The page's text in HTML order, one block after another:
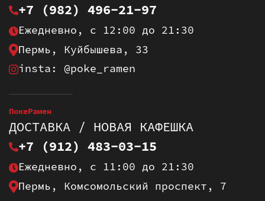
+7 (982) 496-21-97
Ежедневно, с 12:00 до 21:30
Пермь, Куйбышева, 33
insta: @poke_ramen
ПокеРамен
ДОСТАВКА / НОВАЯ КАФЕШКА
+7 (912) 483-03-15
Ежедневно, с 11:00 до 21:30
Пермь, Комсомольский проспект, 7